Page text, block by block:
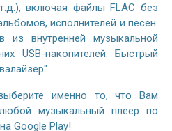
включая файлы FLAC без
исполнителей и песен.
из внутренней музыкальной
USB-накопителей. Быстрый
именно то, что Вам
музыкальный плеер по
Google Play!